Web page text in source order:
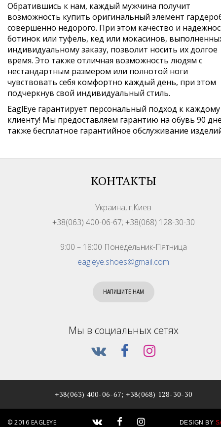
Обратившись к нам, каждый мужчина получит
возможность купить оригинальный элемент
совершенно недорого. При этом качество и
ботинок или туфель, кед или мокасинов,
индивидуальному заказу, позволит носить их долгое
время. Это также отличная возможность людям с
нестандартным размером или полнотой ноги
чувствовать себя комфортно каждый день, при этом
подчеркнув свой индивидуальный стиль.
EaglEye гарантирует персональный подход к каждому
клиенту! Мы предоставляем гарантию на обувь 90
также бесплатное гарантийное обслуживание
КОНТАКТЫ
Украина, г.Киев
+38(063) 400-06-67; +38(068) 128-30-30
9:00 – 18:00 Понедельник-Пятница
eagleye.shoes@gmail.com
НАПИШИТЕ НАМ
Мы в социальных сетях
+38(063) 400-06-67; +38(068) 128-30-30
© 2016 EAGLEYE. DESIGN BY